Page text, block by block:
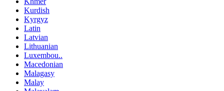
Kurdish
Kyrgyz
Latin
Latvian
Lithuanian
Luxembou..
Macedonian
Malagasy
Malay